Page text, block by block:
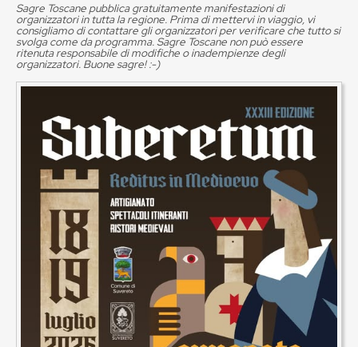
Sagre Toscane pubblica gratuitamente manifestazioni di
organizzatori in tutta la regione. Prima di mettervi in viaggio, vi
consigliamo di contattare gli organizzatori per verificare che tutto si
svolga come da programma. Sagre Toscane non può essere
ritenuta responsabile di modifiche o inadempienze degli
organizzatori. Buone sagre! :-)